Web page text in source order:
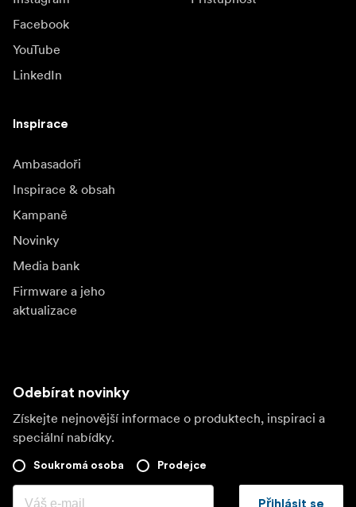
Facebook
YouTube
LinkedIn
Inspirace
Ambasadoři
Inspirace & obsah
Kampaně
Novinky
Media bank
Firmware a jeho
aktualizace
Odebírat novinky
Získejte nejnovější informace o produktech, inspiraci a
speciální nabídky.
Soukromá osoba Prodejce
Přihlásit se